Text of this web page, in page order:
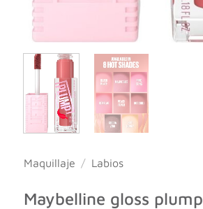
Maquillaje / Labios
Maybelline gloss plump